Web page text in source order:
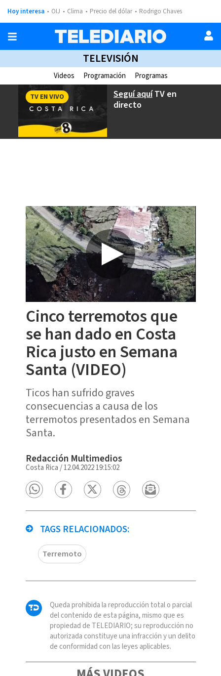
Hoy interesa OIJ Clima Precio del dólar Rodrigo Chaves
TELEVISIÓN
Videos Programación Programas
Seguí aquíTV en
directo
TV EN VIVO
Cinco terremotos que
se han dado en Costa
Rica justo en Semana
Santa (VIDEO)
Ticos han sufrido graves
consecuencias a causa de los
terremotos presentados en Semana
Santa.
Redacción Multimedios
Costa Rica /12.04.2022 19:15:02
TAGS RELACIONADOS:
Terremoto
Queda prohibida la reproducción total o parcial
del contenido de esta página, mismo que es
propiedad de TELEDIARIO; su reproducción no
autorizada constituye una infracción y un delito
de conformidad con las leyes aplicables.